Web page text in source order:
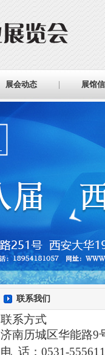
展会动态 展馆
联系我们
联系方式
济南历城区华能路9
电 话： 0531-